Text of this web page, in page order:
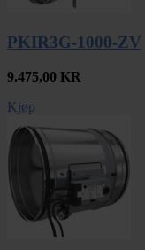
PKIR3G-1000-ZV
9.475,00 KR
Kjøp